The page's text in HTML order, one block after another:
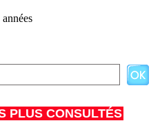
PLUS CONSULTÉS